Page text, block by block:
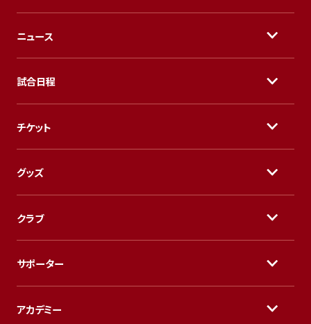
ニュース
試合日程
チケット
グッズ
クラブ
サポーター
アカデミー